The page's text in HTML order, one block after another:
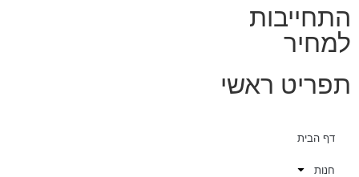
התחייבות
למחיר
תפריט ראשי
דף הבית
חנות